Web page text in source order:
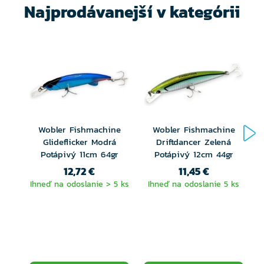
Materiál: ABS plast
Ultra ostré háčiky na slanú vodu
Konštrukcia s plným drôtom cez telo
Ručné maľované detailné farby
Perfektné pre snooky, ostrieže, tarpony, GT a
striped bass
Najprodávanejší v kategórii
Wobler Fishmachine
Glideflicker Modrá
Potápivý 11cm 64gr
12,72 €
Ihneď na odoslanie > 5 ks
Wobler Fishmachine
Driftdancer Zelená
Potápivý 12cm 44gr
11,45 €
Ihneď na odoslanie 5 ks